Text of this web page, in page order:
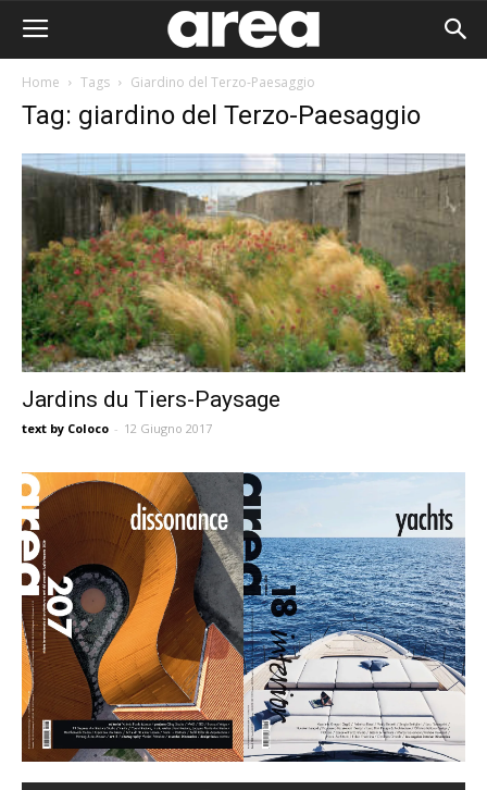
Home Tags Giardino del Terzo-Paesaggio
Tag: giardino del Terzo-Paesaggio
Jardins du Tiers-Paysage
text by Coloco - 12 Giugno 2017